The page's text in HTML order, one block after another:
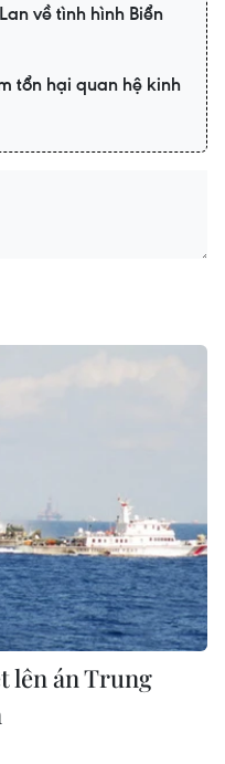
về tình hình Biển
tổn hại quan hệ kinh
lên án Trung